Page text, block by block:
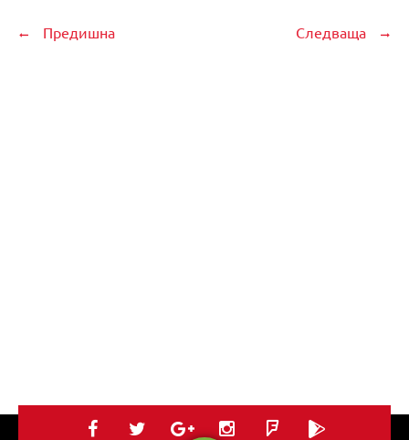
Предишна Следваща